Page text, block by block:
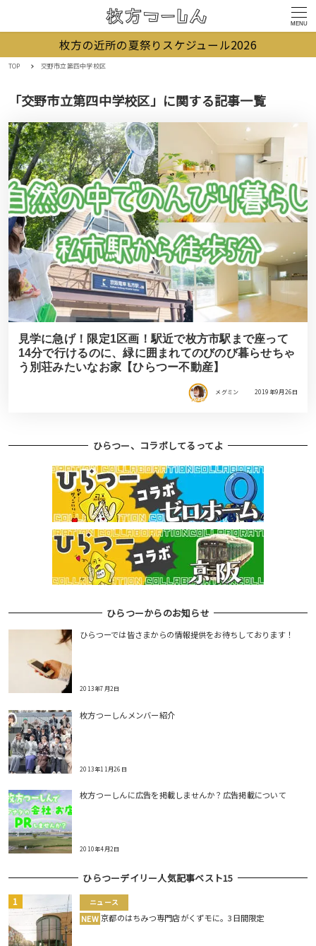
MENU
枚方の近所の夏祭りスケジュール2026
TOP 交野市立第四中学校区
「交野市立第四中学校区」に関する記事一覧
見学に急げ！限定1区画！駅近で枚方市駅まで座って
14分で行けるのに、緑に囲まれてのびのび暮らせちゃ
う別荘みたいなお家【ひらつー不動産】
メグミン 2019年9月26日
ひらつー、コラボしてるってよ
ひらつーからのお知らせ
ひらつーでは皆さまからの情報提供をお待ちしております！
2013年7月2日
枚方つーしんメンバー紹介
2013年11月26日
枚方つーしんに広告を掲載しませんか？広告掲載について
2010年4月2日
ひらつーデイリー人気記事ベスト15
ニュース
NEW 京都のはちみつ専門店がくずモに。3日間限定